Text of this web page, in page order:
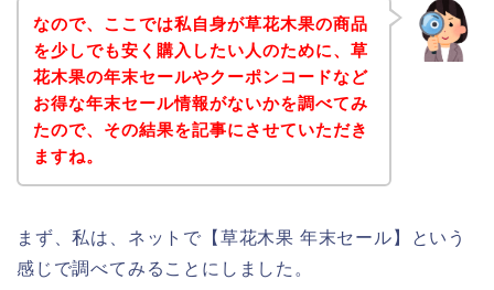
なので、ここでは私自身が草花木果の商品
を少しでも安く購入したい人のために、草
花木果の年末セールやクーポンコードなど
お得な年末セール情報がないかを調べてみ
たので、その結果を記事にさせていただき
ますね。
まず、私は、ネットで【草花木果 年末セール】という
感じで調べてみることにしました。